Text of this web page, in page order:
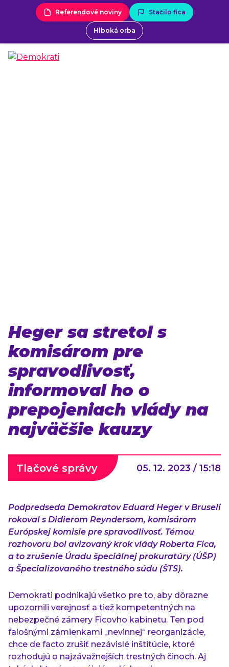
Referendové noviny Stačilo fica
Hlboká orba
Heger sa stretol s
komisárom pre
spravodlivosť,
informoval ho o
prepojeniach vlády na
najväčšie kauzy
Tlačové správy 05. 12. 2023 / 15:18
Podpredseda Demokratov Eduard Heger v Bruseli
rokoval s Didierom Reyndersom, komisárom
Európskej komisie pre spravodlivosť. Témou
rozhovoru bol avizovaný krok vlády Roberta Fica,
a to zrušenie Úradu špeciálnej prokuratúry (ÚŠP)
a Špecializovaného trestného súdu (ŠTS).
Demokrati podnikajú všetko pre to, aby dôrazne
upozornili verejnosť a tiež kompetentných na
nebezpečné zámery Ficovho kabinetu. Ten pod
falošnými zámienkami „nevinnej“ reorganizácie,
chce de facto zrušiť nezávislé inštitúcie, ktoré
rozhodujú o najzávažnejších trestných činoch. Aj